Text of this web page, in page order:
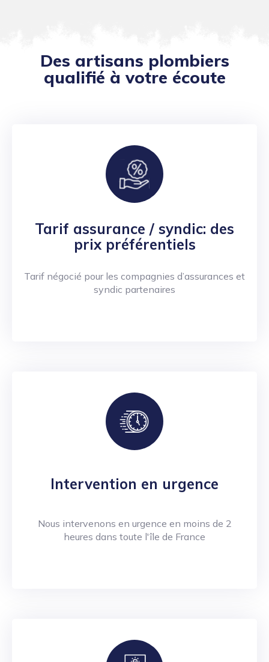
Des artisans plombiers
qualifié à votre écoute
Tarif assurance / syndic: des
prix préférentiels
Tarif négocié pour les compagnies d’assurances et
syndic partenaires
Intervention en urgence
Nous intervenons en urgence en moins de 2
heures dans toute l'île de France